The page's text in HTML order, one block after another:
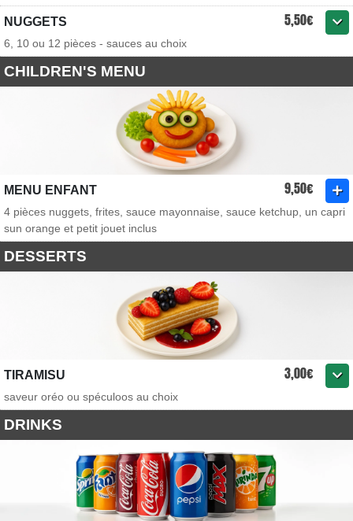
NUGGETS 5,50€
6, 10 ou 12 pièces - sauces au choix
CHILDREN'S MENU
MENU ENFANT 9,50€
4 pièces nuggets, frites, sauce mayonnaise, sauce ketchup, un capri
sun orange et petit jouet inclus
DESSERTS
TIRAMISU 3,00€
saveur oréo ou spéculoos au choix
DRINKS